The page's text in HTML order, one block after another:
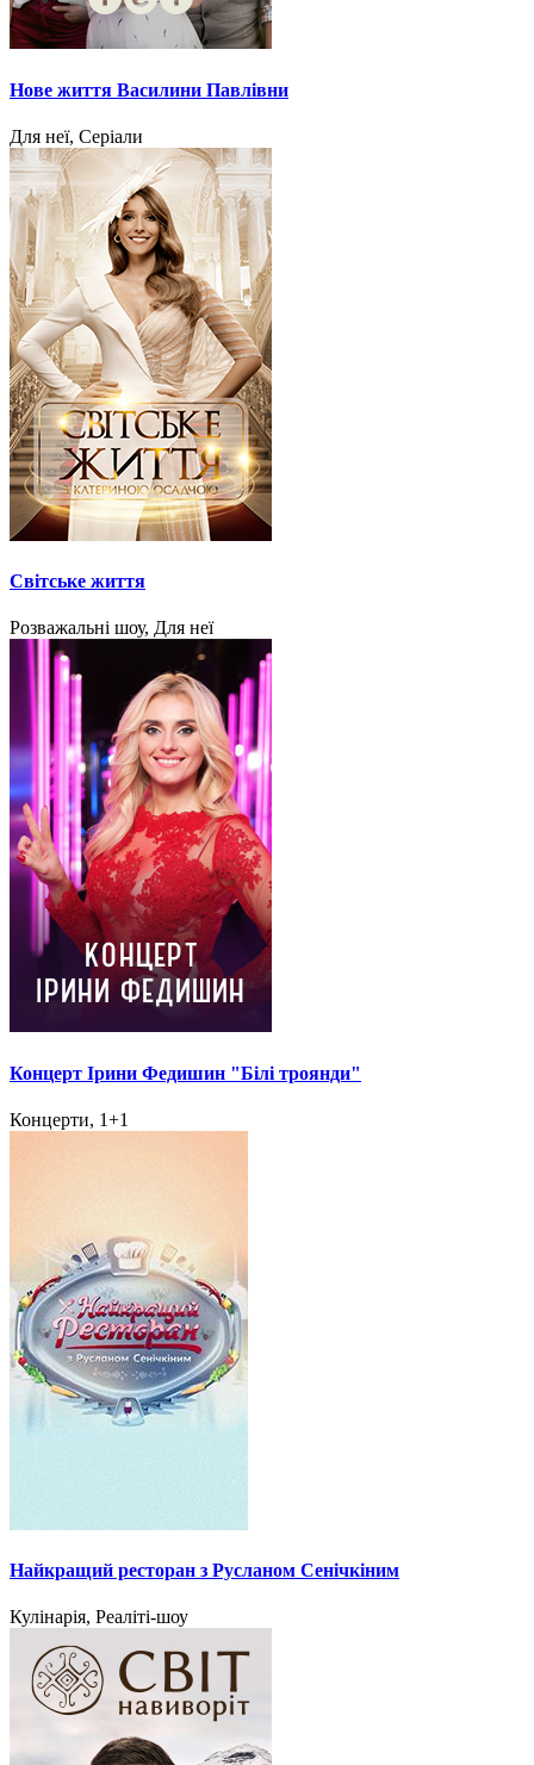
Нове життя Василини Павлівни
Для неї, Серіали
Світське життя
Розважальні шоу, Для неї
Концерт Ірини Федишин "Білі троянди"
Концерти, 1+1
Найкращий ресторан з Русланом Сенічкіним
Кулінарія, Реаліті-шоу